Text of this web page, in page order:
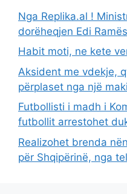
Nga Replika.al !
dorëheqjen Edi
Habit moti, ne kete
Aksident me vdekje,
përplaset nga një
Futbollisti i madh i
futbollit arrestohet
Realizohet brenda
për Shqipërinë, nga